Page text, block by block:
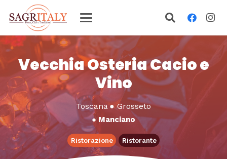
Vecchia Osteria Cacio e
Vino
Toscana ●Grosseto
● Manciano
Ristorazione Ristorante